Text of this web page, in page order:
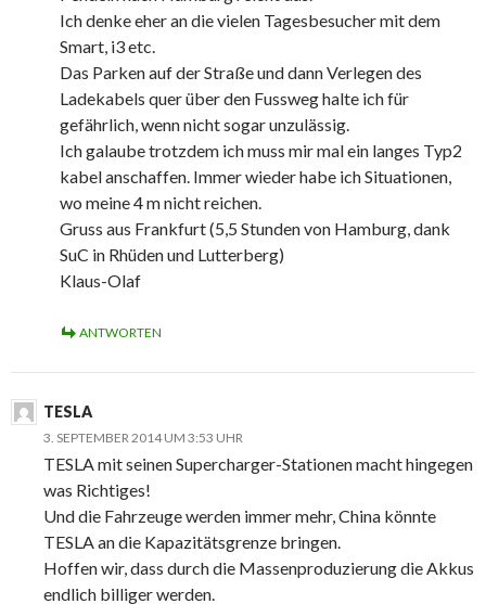
Ich denke eher an die vielen Tagesbesucher mit dem
Smart, i3 etc.
Das Parken auf der Straße und dann Verlegen des
Ladekabels quer über den Fussweg halte ich für
gefährlich, wenn nicht sogar unzulässig.
Ich galaube trotzdem ich muss mir mal ein langes Typ2
kabel anschaffen. Immer wieder habe ich Situationen,
wo meine 4 m nicht reichen.
Gruss aus Frankfurt (5,5 Stunden von Hamburg, dank
SuC in Rhüden und Lutterberg)
Klaus-Olaf
ANTWORTEN
TESLA
3. SEPTEMBER 2014 UM 3:53 UHR
TESLA mit seinen Supercharger-Stationen macht hingegen
was Richtiges!
Und die Fahrzeuge werden immer mehr, China könnte
TESLA an die Kapazitätsgrenze bringen.
Hoffen wir, dass durch die Massenproduzierung die Akkus
endlich billiger werden.